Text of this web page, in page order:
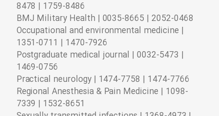
8478 | 1759-8486
BMJ Military Health | 0035-8665 | 2052-0468
Occupational and environmental medicine |
1351-0711 | 1470-7926
Postgraduate medical journal | 0032-5473 |
1469-0756
Practical neurology | 1474-7758 | 1474-7766
Regional Anesthesia & Pain Medicine | 1098-
7339 | 1532-8651